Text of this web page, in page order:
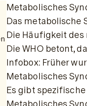
Metabolisches
Das metabolische
Die Häufigkeit
Die WHO betont,
Infobox: Früher
Metabolisches
Es gibt